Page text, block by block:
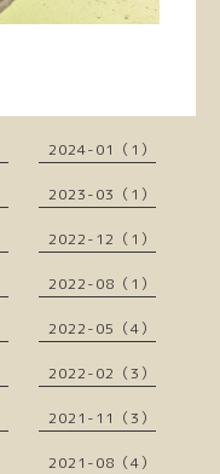
2024-01（1）
2023-03（1）
2022-12（1）
2022-08（1）
2022-05（4）
2022-02（3）
2021-11（3）
2021-08（4）